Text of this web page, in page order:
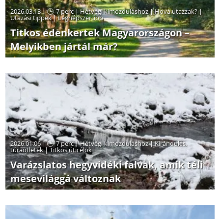
2026.03.13 | 7 perc|Hétvégi kimozduláshoz|Hová utazzak?|
Utazási tippek|Legnépszerűbb
Titkos édenkertek Magyarországon –
Melyikben jártál már?
2026.01.06 | 7 perc|Hétvégi kimozduláshoz|Kirándulás,
túraötletek|Titkos úticélok
Varázslatos hegyvidéki falvak, amik téli
mesevilággá változnak